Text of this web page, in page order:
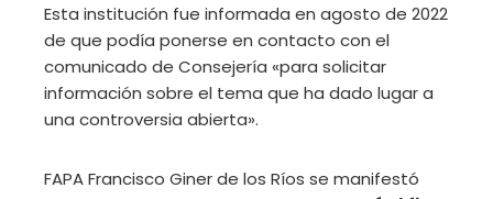
Esta institución fue informada en agosto de 2022
de que podía ponerse en contacto con el
comunicado de Consejería «para solicitar
información sobre el tema que ha dado lugar a
una controversia abierta».
FAPA Francisco Giner de los Ríos se manifestó